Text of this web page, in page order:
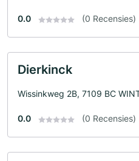
0.0 (0 Recensies)
Dierkinck
Wissinkweg 2B, 7109 BC
0.0 (0 Recensies)